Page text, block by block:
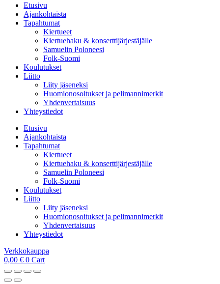
Etusivu
Ajankohtaista
Tapahtumat
Kiertueet
Kiertuehaku & konserttijärjestäjälle
Samuelin Poloneesi
Folk-Suomi
Koulutukset
Liitto
Liity jäseneksi
Huomionosoitukset ja pelimannimerkit
Yhdenvertaisuus
Yhteystiedot
Etusivu
Ajankohtaista
Tapahtumat
Kiertueet
Kiertuehaku & konserttijärjestäjälle
Samuelin Poloneesi
Folk-Suomi
Koulutukset
Liitto
Liity jäseneksi
Huomionosoitukset ja pelimannimerkit
Yhdenvertaisuus
Yhteystiedot
Verkkokauppa
0,00 € 0 Cart